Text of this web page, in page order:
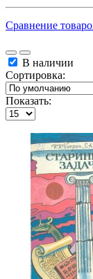
Сравнение
В наличии
Сортировка:
Показать: